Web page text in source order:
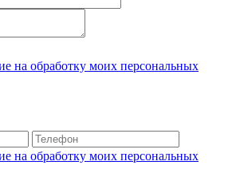
на обработку моих персональных
на обработку моих персональных